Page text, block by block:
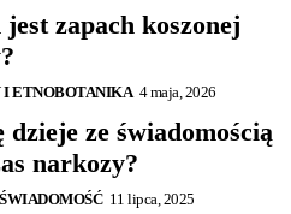
jest zapach koszonej
I ETNOBOTANIKA 4 maja, 2026
dzieje ze świadomością
narkozy?
11 lipca, 2025